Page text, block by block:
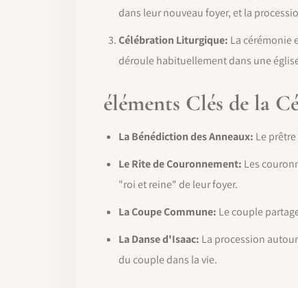
dans leur nouveau foyer, et la
Célébration Liturgique: La cérémonie
déroule habituellement dans une
éléments Clés de la
La Bénédiction des Anneaux: Le
Le Rite de Couronnement: Les
"roi et reine" de leur foyer.
La Coupe Commune: Le couple
La Danse d'Isaac: La procession
du couple dans la vie.